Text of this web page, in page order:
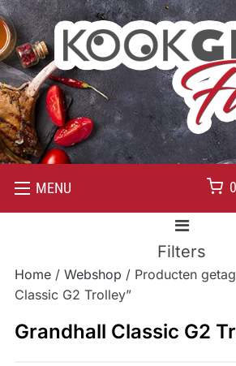
MENU
Filters
Home/ Webshop / Producten
Classic G2 Trolley”
Grandhall Classic G2